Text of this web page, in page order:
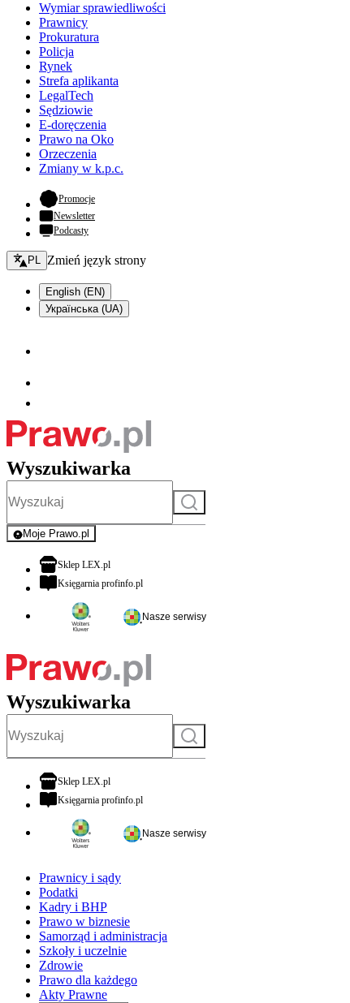
Wymiar sprawiedliwości
Prawnicy
Prokuratura
Policja
Rynek
Strefa aplikanta
LegalTech
Sędziowie
E-doręczenia
Prawo na Oko
Orzeczenia
Zmiany w k.p.c.
Promocje- otwiera się w nowej karcie
Newsletter
Podcasty
Zmień język - bieżący:
PL Zmień język strony
English (EN)
Українська (UA)
Wyszukiwarka
Szukaj
Moje Prawo.pl
- rejestracja i logowanie do serwisu
Sklep LEX.plotwiera się w nowej karcie
Księgarnia profinfo.plotwiera się w nowej karcie
Nasze serwisy
Wyszukiwarka
Szukaj
Sklep LEX.plotwiera się w nowej karcie
Księgarnia profinfo.plotwiera się w nowej karcie
Nasze serwisy
Prawnicy i sądy
Podatki
Kadry i BHP
Prawo w biznesie
Samorząd i administracja
Szkoły i uczelnie
Zdrowie
Prawo dla każdego
Akty Prawne